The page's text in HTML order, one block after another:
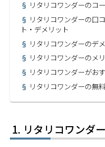
リタリコワンダーのコ
リタリコワンダーの口
ト・デメリット
リタリコワンダーのデ
リタリコワンダーのメ
リタリコワンダーがお
リタリコワンダーの無
リタリコワンダ